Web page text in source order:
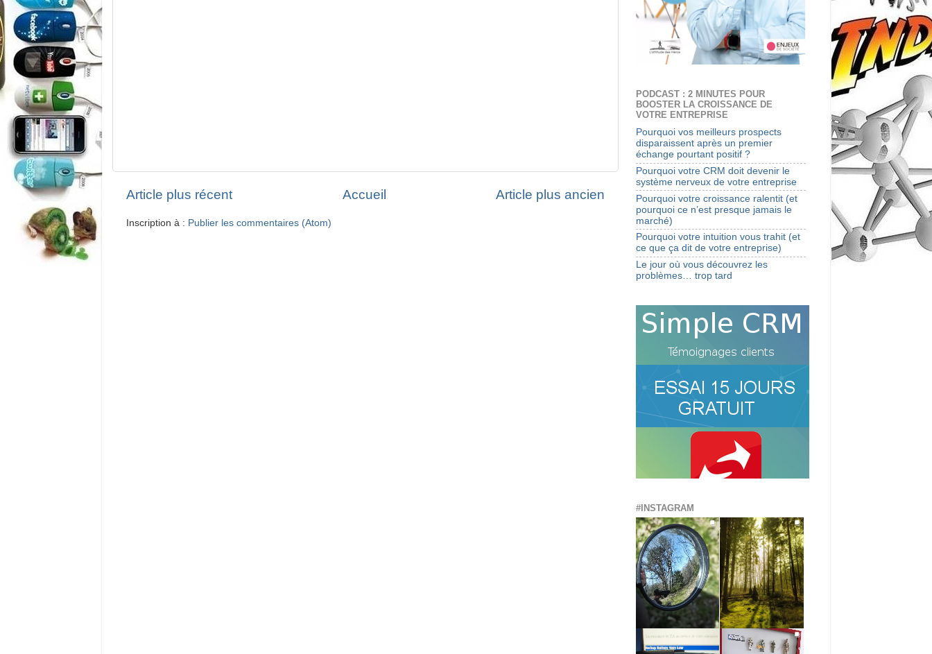
Article plus récent Article plus ancien
Accueil
Inscription à : Publier les commentaires (Atom)
PODCAST : 2 MINUTES POUR
BOOSTER LA CROISSANCE DE
VOTRE ENTREPRISE
Pourquoi vos meilleurs prospects
disparaissent après un premier
échange pourtant positif ?
Pourquoi votre CRM doit devenir le
système nerveux de votre entreprise
Pourquoi votre croissance ralentit (et
pourquoi ce n’est presque jamais le
marché)
Pourquoi votre intuition vous trahit (et
ce que ça dit de votre entreprise)
Le jour où vous découvrez les
problèmes… trop tard
#INSTAGRAM